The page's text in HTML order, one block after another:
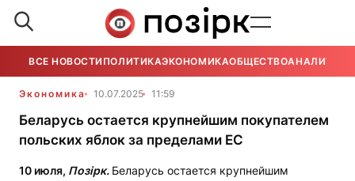
ВСЕ НОВОСТИ ПОЛИТИКАЭКОНОМИКАОБЩЕСТВОАНАЛИТИКА
Экономика 10.07.2025 11:59
Беларусь остается крупнейшим покупателем
польских яблок за пределами ЕС
10 июля, Позірк. Беларусь остается крупнейшим